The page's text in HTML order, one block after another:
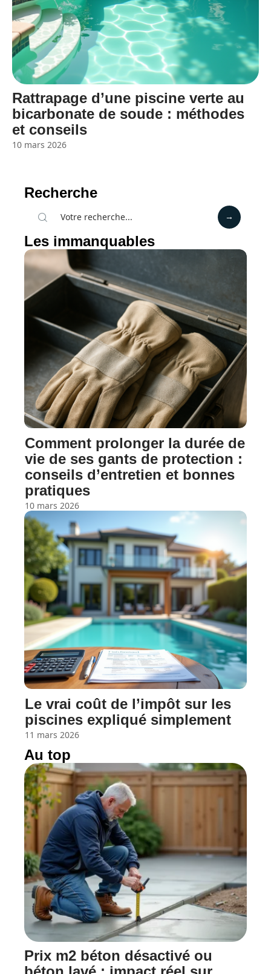
Rattrapage d’une piscine verte au
bicarbonate de soude : méthodes
et conseils
10 mars 2026
Recherche
Les immanquables
Comment prolonger la durée de
vie de ses gants de protection :
conseils d’entretien et bonnes
pratiques
10 mars 2026
Le vrai coût de l’impôt sur les
piscines expliqué simplement
11 mars 2026
Au top
Prix m2 béton désactivé ou